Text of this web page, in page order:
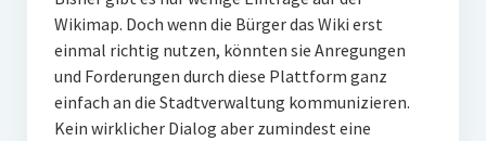
Zukunft der Bildung
Vom Trend zur Tonne
Wikimap. Doch wenn die Bürger das Wiki erst
einmal richtig nutzen, könnten sie Anregungen
und Forderungen durch diese Plattform ganz
einfach an die Stadtverwaltung kommunizieren.
Kein wirklicher Dialog aber zumindest eine